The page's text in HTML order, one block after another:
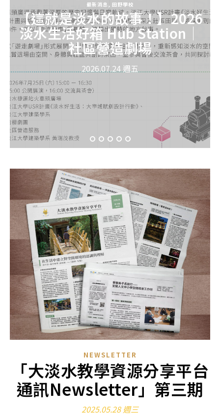
最新消息 , 田野學校
【這就是淡水的故事！】2026
淡水生活好箱 Hub Station｜
社區營造劇場
2026.07.24 週五
NEWSLETTER
「大淡水教學資源分享平台
通訊Newsletter」第三期
2025.05.28 週三